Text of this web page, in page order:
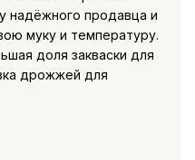
у надёжного продавца и
муку и температуру.
доля закваски для
дрожжей для